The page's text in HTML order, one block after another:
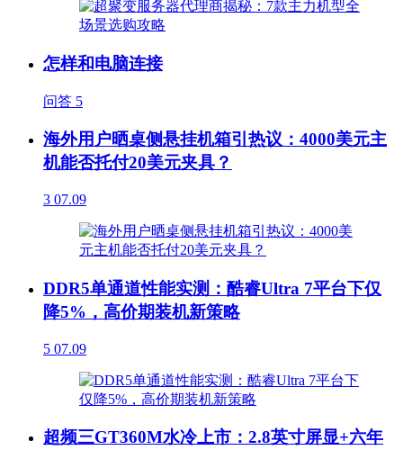
怎样和电脑连接
问答 5
海外用户晒桌侧悬挂机箱引热议：4000美元主
机能否托付20美元夹具？
3 07.09
DDR5单通道性能实测：酷睿Ultra 7平台下仅
降5%，高价期装机新策略
5 07.09
超频三GT360M水冷上市：2.8英寸屏显+六年